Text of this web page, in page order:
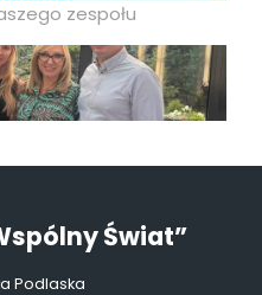
zespołu
Świat”
Podlaska